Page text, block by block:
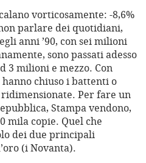
vorticosamente: -8,6%
parlare dei quotidiani,
anni ’90, con sei milioni
sono passati adesso
3 milioni e mezzo. Con
chiuso i battenti o
Per fare un
Stampa vendono,
mila copie. Quel che
dei due principali
(i Novanta).